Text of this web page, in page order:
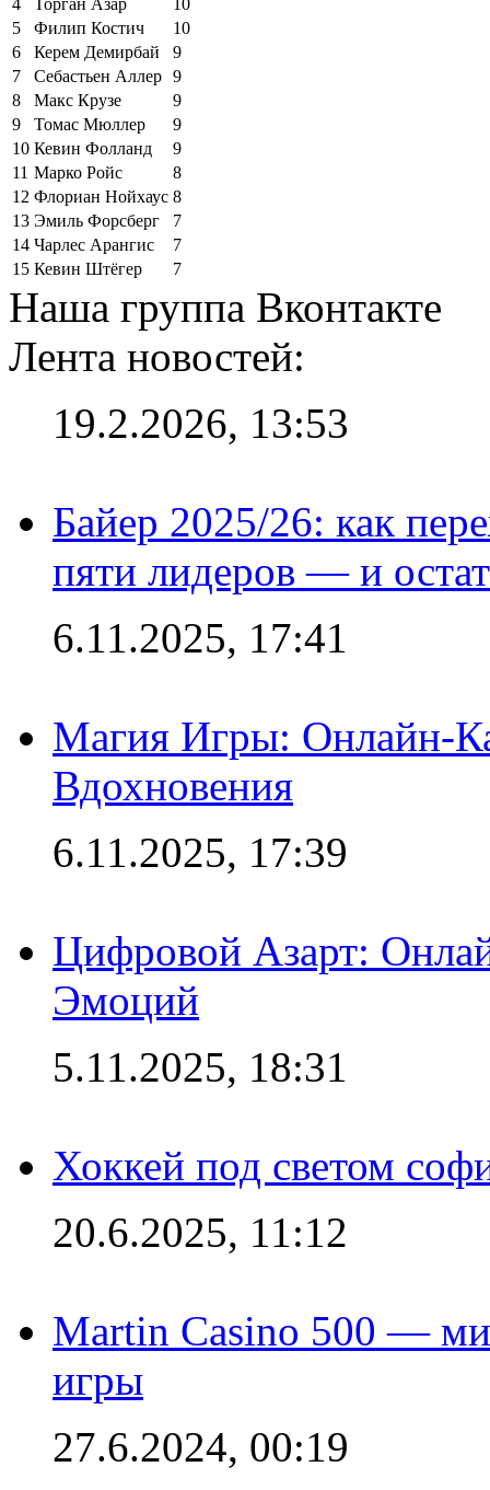
5
Филип Костич
10
6
Керем Демирбай
9
7
Себастьен Аллер 9
8
Макс Крузе
9
9
Томас Мюллер
9
10 Кевин Фолланд
9
11 Марко Ройс
8
12 Флориан Нойхаус 8
13 Эмиль Форсберг
7
14 Чарлес Арангис
7
15 Кевин Штёгер 7
Наша группа Вконтакте
Лента новостей:
19.2.2026, 13:53
Байер 2025/26: как
пяти лидеров — и
6.11.2025, 17:41
Магия Игры: Онлайн-
Вдохновения
6.11.2025, 17:39
Цифровой Азарт:
Эмоций
5.11.2025, 18:31
Хоккей под светом
20.6.2025, 11:12
Martin Casino 500 —
игры
27.6.2024, 00:19